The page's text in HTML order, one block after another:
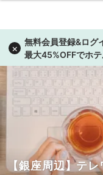
【銀座周辺】テ